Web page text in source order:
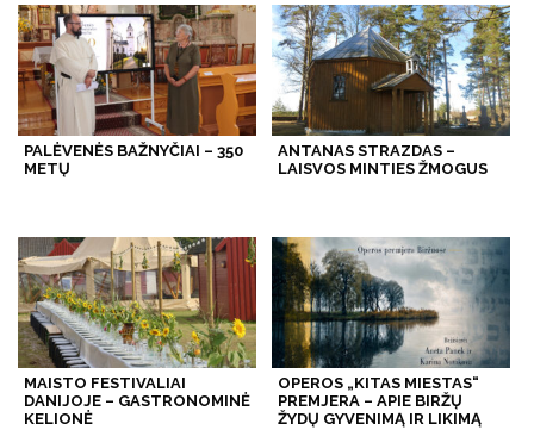
PALĖVENĖS BAŽNYČIAI – 350
METŲ
ANTANAS STRAZDAS –
LAISVOS MINTIES ŽMOGUS
MAISTO FESTIVALIAI
DANIJOJE – GASTRONOMINĖ
KELIONĖ
OPEROS „KITAS MIESTAS“
PREMJERA – APIE BIRŽŲ
ŽYDŲ GYVENIMĄ IR LIKIMĄ